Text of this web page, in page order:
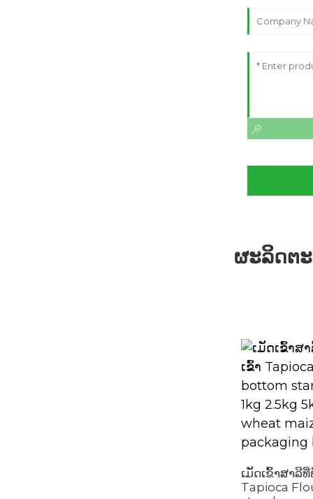
ຜະລິດຕ
ເມັດເຂົ້າສາລີ
Tapioca